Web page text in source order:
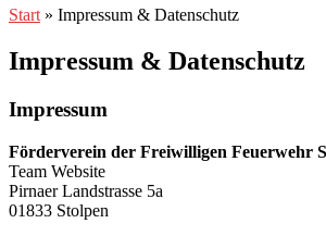
Start » Impressum & Datenschutz
Impressum & Datenschutz
Impressum
Förderverein der Freiwilligen Feuerwehr
Team Website
Pirnaer Landstrasse 5a
01833 Stolpen